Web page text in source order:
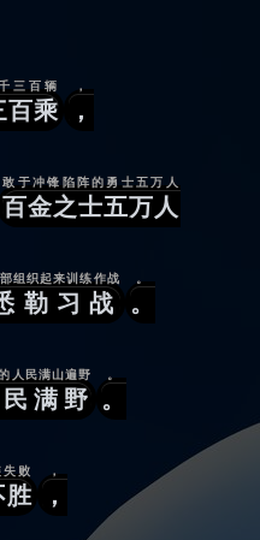
百乘
三百辆
，
，
百金之士五万人
敢于冲锋陷阵的勇士五万人
勒习战
组织起来训练作战
。
。
满野
人民满山遍野
。
。
胜
败
，
，